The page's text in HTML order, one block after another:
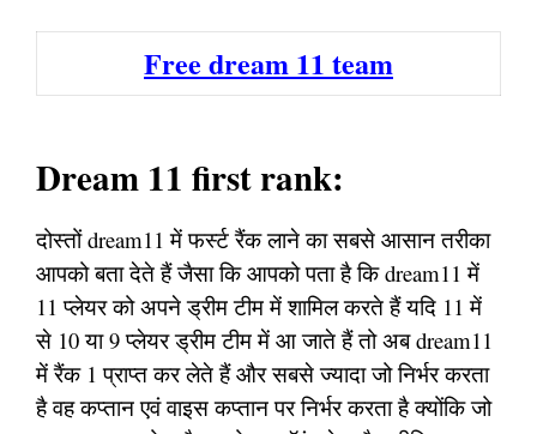
Free dream 11 team
Dream 11 first rank:
दोस्तों dream11 में फर्स्ट रैंक लाने का सबसे आसान तरीका
आपको बता देते हैं जैसा कि आपको पता है कि dream11 में
11 प्लेयर को अपने ड्रीम टीम में शामिल करते हैं यदि 11 में
से 10 या 9 प्लेयर ड्रीम टीम में आ जाते हैं तो अब dream11
में रैंक 1 प्राप्त कर लेते हैं और सबसे ज्यादा जो निर्भर करता
है वह कप्तान एवं वाइस कप्तान पर निर्भर करता है क्योंकि जो